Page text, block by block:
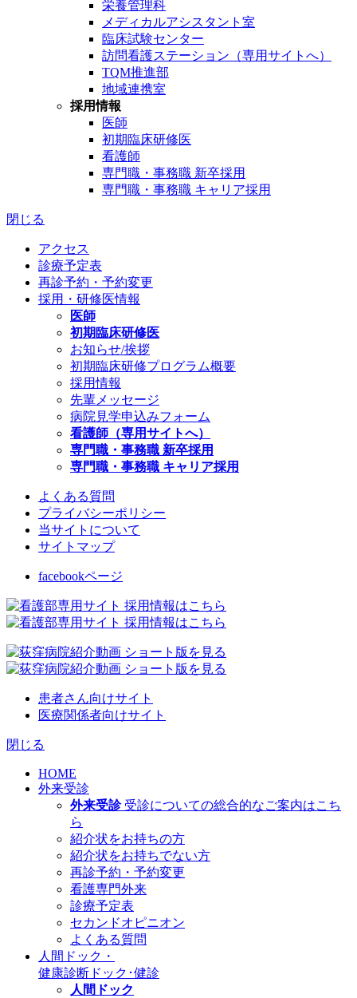
栄養管理科
メディカルアシスタント室
臨床試験センター
訪問看護ステーション（専用サイトへ）
TQM推進部
地域連携室
採用情報
医師
初期臨床研修医
看護師
専門職・事務職 新卒採用
専門職・事務職 キャリア採用
閉じる
アクセス
診療予定表
再診予約・予約変更
採用・研修医情報
医師
初期臨床研修医
お知らせ/挨拶
初期臨床研修プログラム概要
採用情報
先輩メッセージ
病院見学申込みフォーム
看護師（専用サイトへ）
専門職・事務職 新卒採用
専門職・事務職 キャリア採用
よくある質問
プライバシーポリシー
当サイトについて
サイトマップ
facebookページ
患者さん向けサイト
医療関係者向けサイト
閉じる
HOME
外来受診
外来受診 受診についての総合的なご案内はこち
ら
紹介状をお持ちの方
紹介状をお持ちでない方
再診予約・予約変更
看護専門外来
診療予定表
セカンドオピニオン
よくある質問
人間ドック・
健康診断 ドック･健診
人間ドック